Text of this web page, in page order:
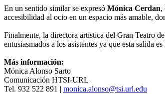
En un sentido similar se expresó Mónica Cerdan,
accesibilidad al ocio en un espacio más amable,
Finalmente, la directora artística del Gran Teatro
entusiasmados a los asistentes ya que esta salida
Más información:
Mónica Alonso Sarto
Comunicación HTSI-URL
Tel. 932 522 891 | monica.alonso@tsi.url.edu